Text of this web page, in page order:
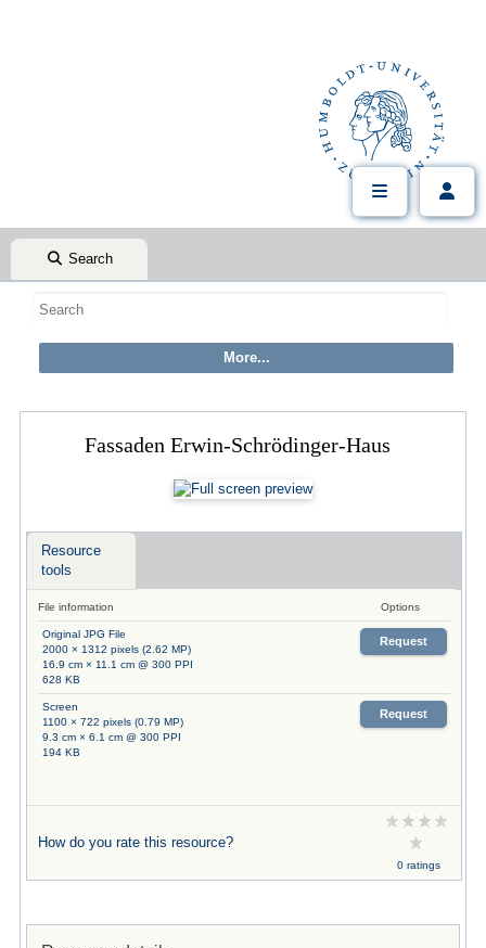
Search
Fassaden Erwin-Schrödinger-Haus
Resource
tools
File information Options
Original JPG File
2000 × 1312 pixels (2.62 MP)
16.9 cm × 11.1 cm @ 300 PPI
628 KB
Request
Screen
1100 × 722 pixels (0.79 MP)
9.3 cm × 6.1 cm @ 300 PPI
194 KB
Request
How do you rate this resource?
0 ratings